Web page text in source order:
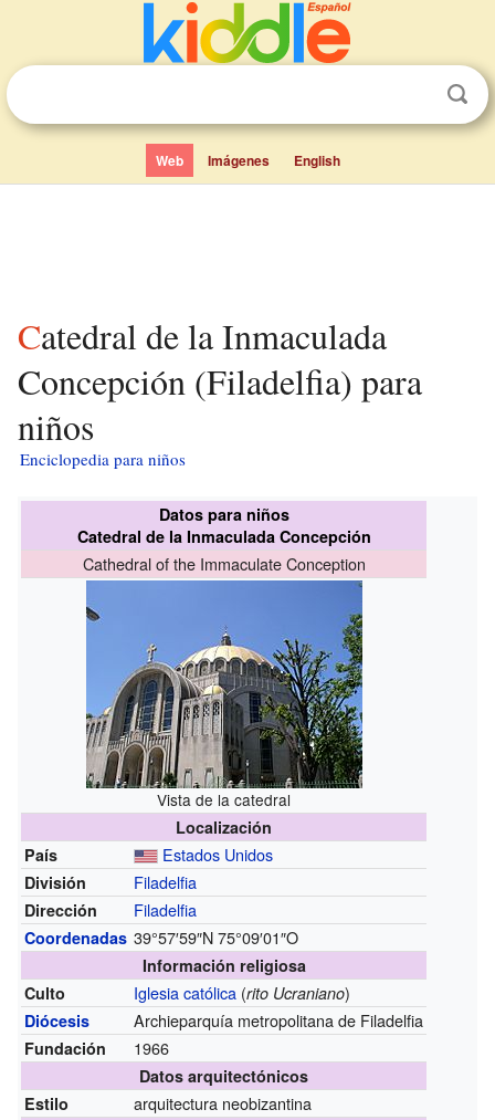
Web Imágenes English
Catedral de la Inmaculada
Concepción (Filadelfia) para
niños
Enciclopedia para niños
Datos para niños
Catedral de la Inmaculada Concepción
Cathedral of the Immaculate Conception
Vista de la catedral
Localización
País
Estados Unidos
División Filadelfia
Dirección Filadelfia
Coordenadas 39°57′59″N75°09′01″O
Información religiosa
Culto
Iglesia católica (rito Ucraniano)
Diócesis Archieparquía metropolitana de Filadelfia
Fundación 1966
Datos arquitectónicos
Estilo
arquitectura neobizantina